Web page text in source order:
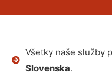
Všetky naše služby
Slovenska.